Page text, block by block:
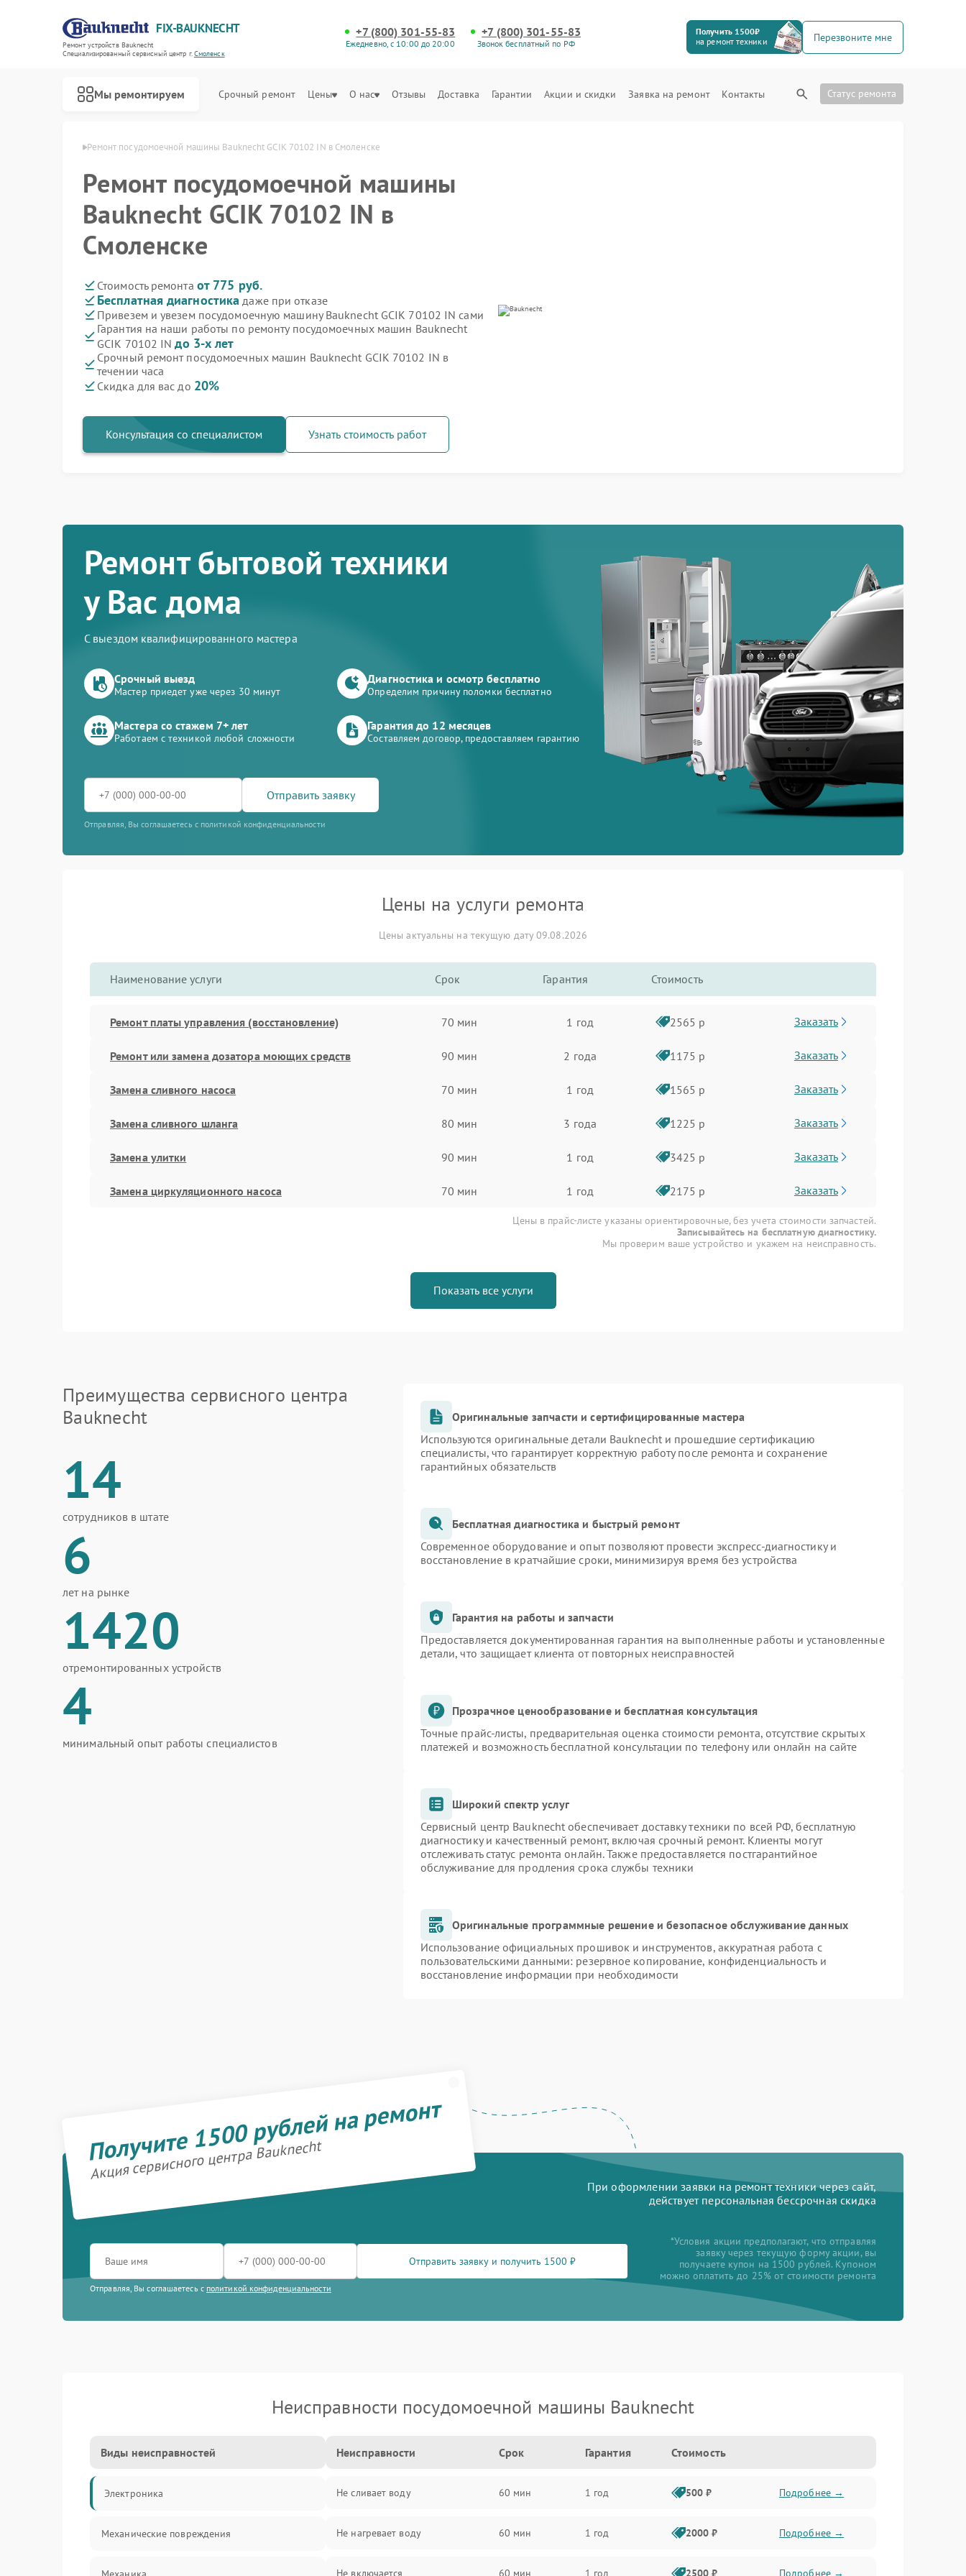
FIX-BAUKNECHT
Ремонт устройств Bauknecht
Специализированный cервисный центр г.Смоленск
+7 (800) 301-55-83
Ежедневно, с 10:00 до 20:00
+7 (800) 301-55-83
Звонок бесплатный по РФ
Получить 1500₽
на ремонт техники
Перезвоните мне
Мы ремонтируем Срочный ремонт Цены О нас Отзывы Доставка Гарантии Акции и скидки Заявка на ремонт Контакты Статус ремонта
Ремонт посудомоечной машины Bauknecht GCIK 70102 IN в Смоленске
Ремонт посудомоечной машины
Bauknecht GCIK 70102 IN в
Смоленске
Стоимость ремонта от 775 руб.
Бесплатная диагностика даже при отказе
Привезем и увезем посудомоечную машину Bauknecht GCIK 70102 IN сами
Гарантия на наши работы по ремонту посудомоечных машин Bauknecht
GCIK 70102 INдо 3-х лет
Срочный ремонт посудомоечных машин Bauknecht GCIK 70102 IN в
течении часа
Скидка для вас до 20%
Консультация со специалистом Узнать стоимость работ
Ремонт бытовой техники
у Вас дома
С выездом квалифицированного мастера
Срочный выезд
Мастер приедет уже через 30 минут
Диагностика и осмотр бесплатно
Определим причину поломки бесплатно
Мастера со стажем 7+ лет
Работаем с техникой любой сложности
Гарантия до 12 месяцев
Составляем договор, предоставляем гарантию
Отправить заявку
Отправляя, Вы соглашаетесь с политикой конфиденциальности
Цены на услуги ремонта
Цены актуальны на текущую дату 09.08.2026
Наименование услуги Срок Гарантия Стоимость
Ремонт платы управления (восстановление) 70 мин 1 год 2565 р Заказать
Ремонт или замена дозатора моющих средств 90 мин 2 года 1175 р Заказать
Замена сливного насоса 70 мин 1 год 1565 р Заказать
Замена сливного шланга 80 мин 3 года 1225 р Заказать
Замена улитки 90 мин 1 год 3425 р Заказать
Замена циркуляционного насоса 70 мин 1 год 2175 р Заказать
Цены в прайс-листе указаны ориентировочные, без учета стоимости запчастей.
Записывайтесь на бесплатную диагностику.
Мы проверим ваше устройство и укажем на неисправность.
Показать все услуги
Преимущества сервисного центра
Bauknecht
14
сотрудников в штате
6
лет на рынке
1420
отремонтированных устройств
4
минимальный опыт работы специалистов
Оригинальные запчасти и сертифицированные мастера
Используются оригинальные детали Bauknecht и прошедшие сертификацию
специалисты, что гарантирует корректную работу после ремонта и сохранение
гарантийных обязательств
Бесплатная диагностика и быстрый ремонт
Современное оборудование и опыт позволяют провести экспресс-диагностику и
восстановление в кратчайшие сроки, минимизируя время без устройства
Гарантия на работы и запчасти
Предоставляется документированная гарантия на выполненные работы и установленные
детали, что защищает клиента от повторных неисправностей
Прозрачное ценообразование и бесплатная консультация
Точные прайс-листы, предварительная оценка стоимости ремонта, отсутствие скрытых
платежей и возможность бесплатной консультации по телефону или онлайн на сайте
Широкий спектр услуг
Сервисный центр Bauknecht обеспечивает доставку техники по всей РФ, бесплатную
диагностику и качественный ремонт, включая срочный ремонт. Клиенты могут
отслеживать статус ремонта онлайн. Также предоставляется постгарантийное
обслуживание для продления срока службы техники
Оригинальные программные решение и безопасное обслуживание данных
Использование официальных прошивок и инструментов, аккуратная работа с
пользовательскими данными: резервное копирование, конфиденциальность и
восстановление информации при необходимости
Получите 1500 рублей на ремонт
Акция сервисного центра Bauknecht
При оформлении заявки на ремонт техники через сайт,
действует персональная бессрочная скидка
Отправить заявку и получить 1500 ₽
Отправляя, Вы соглашаетесь с политикой конфиденциальности
*Условия акции предполагают, что отправляя
заявку через текущую форму акции, вы
получаете купон на 1500 рублей. Купоном
можно оплатить до 25% от стоимости ремонта
Неисправности посудомоечной машины Bauknecht
Виды неисправностей
Электроника
Механические повреждения
Неисправности Срок Гарантия Стоимость
Не сливает воду 60 мин 1 год 500 ₽ Подробнее →
Не нагревает воду 60 мин 1 год 2000 ₽ Подробнее →
Не включается 60 мин 1 год 2500 ₽ Подробнее →